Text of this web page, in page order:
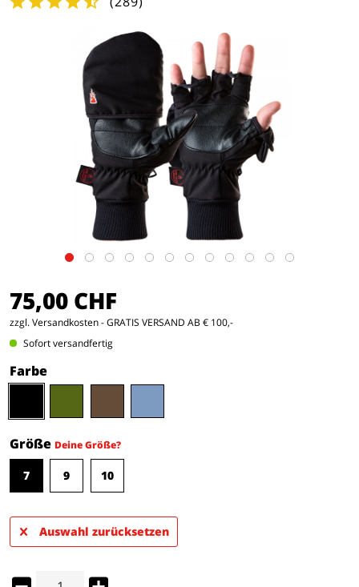
75,00 CHF
zzgl. Versandkosten- GRATIS VERSAND AB € 100,-
Sofort versandfertig
Farbe
Größe Deine Größe?
7 9 10
Auswahl zurücksetzen